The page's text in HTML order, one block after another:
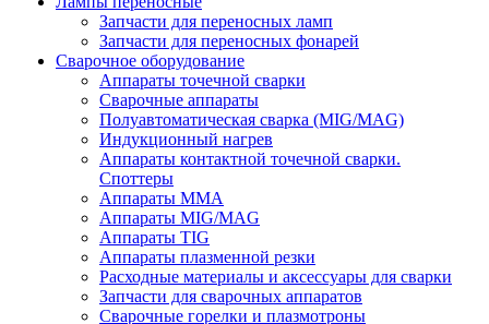
Запчасти для переносных ламп
Запчасти для переносных фонарей
Сварочное оборудование
Аппараты точечной сварки
Сварочные аппараты
Полуавтоматическая сварка (MIG/MAG)
Индукционный нагрев
Аппараты контактной точечной сварки.
Споттеры
Аппараты MMA
Аппараты MIG/MAG
Аппараты TIG
Аппараты плазменной резки
Расходные материалы и аксессуары для сварки
Запчасти для сварочных аппаратов
Сварочные горелки и плазмотроны